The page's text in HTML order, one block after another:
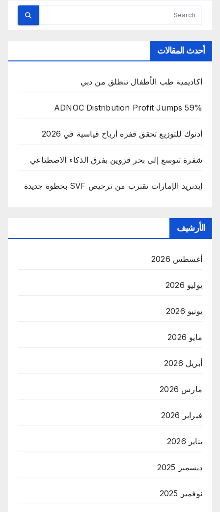
أحدث المقالات
أكاديمية طب الأطفال تنطلق من دبي
ADNOC Distribution Profit Jumps 59%
أدنوك للتوزيع تحقق قفزة أرباح قياسية في 2026
شفرة تتوسع إلى بحر قزوين بفرق الذكاء الاصطناعي
إيدنريد الإمارات تقترب من ترخيص SVF بخطوة جديدة
الأرشيف
أغسطس 2026
يوليو 2026
يونيو 2026
مايو 2026
أبريل 2026
مارس 2026
فبراير 2026
يناير 2026
ديسمبر 2025
نوفمبر 2025